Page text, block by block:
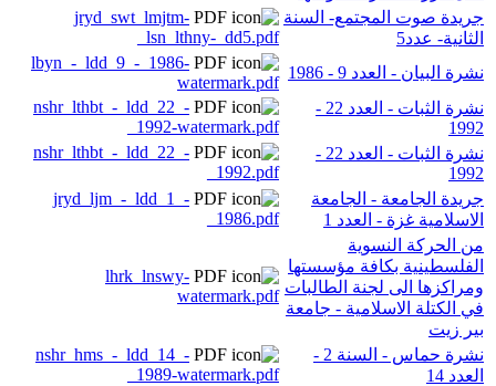
جريدة صوت المجتمع- السنة
الثانية- عدد5
jryd_swt_lmjtm-
_lsn_lthny-_dd5.pdf
نشرة البيان - العدد 9 - 1986
lbyn_-_ldd_9_-_1986-
watermark.pdf
نشرة الثبات - العدد 22 -
1992
nshr_lthbt_-_ldd_22_-
_1992-watermark.pdf
نشرة الثبات - العدد 22 -
1992
nshr_lthbt_-_ldd_22_-
_1992.pdf
جريدة الجامعة - الجامعة
الاسلامية غزة - العدد 1
jryd_ljm_-_ldd_1_-
_1986.pdf
من الحركة النسوية
الفلسطينية بكافة مؤسستها
ومراكزها الى لجنة الطالبات
في الكتلة الاسلامية - جامعة
بير زيت
lhrk_lnswy-
watermark.pdf
نشرة حماس - السنة 2 -
العدد 14
nshr_hms_-_ldd_14_-
_1989-watermark.pdf